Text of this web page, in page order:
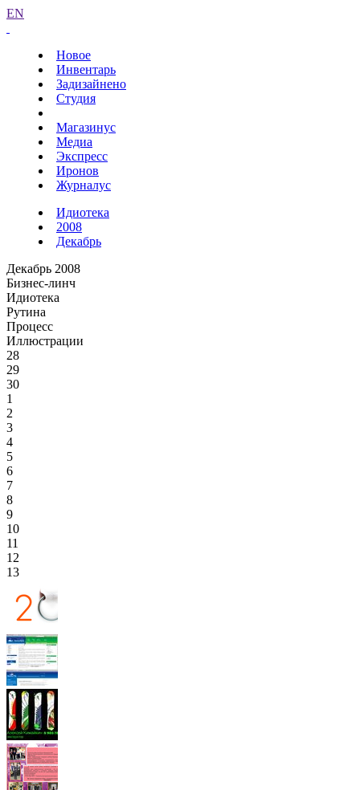
EN
Новое
Инвентарь
Задизайнено
Студия
Магазинус
Медиа
Экспресс
Иронов
Журналус
Идиотека
2008
Декабрь
Декабрь 2008
Бизнес-линч
Идиотека
Рутина
Процесс
Иллюстрации
28
29
30
1
2
3
4
5
6
7
8
9
10
11
12
13